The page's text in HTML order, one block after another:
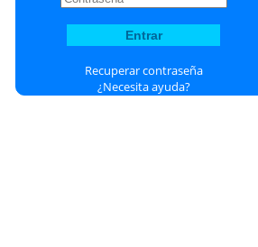
Recuperar contraseña
¿Necesita ayuda?